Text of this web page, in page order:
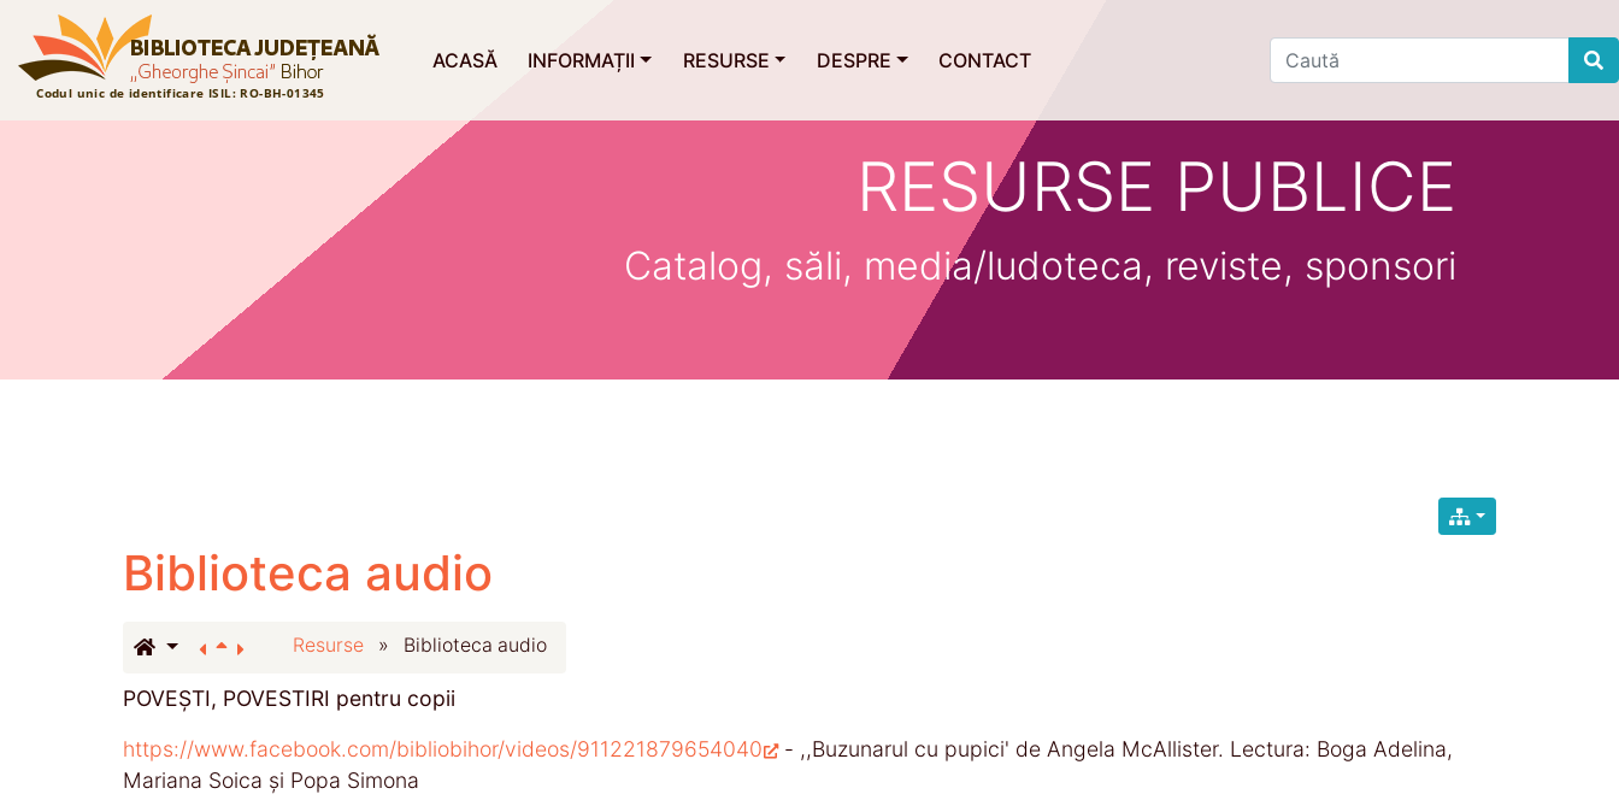
ACASĂ INFORMAȚII RESURSE DESPRE CONTACT
Find
RESURSE PUBLICE
Catalog, săli, media/ludoteca, reviste, sponsori
Biblioteca audio
Resurse » Biblioteca audio
POVEȘTI, POVESTIRI pentru copii
https://www.facebook.com/bibliobihor/videos/911221879654040
- ,,Buzunarul cu pupici' de Angela McAllister. Lectura: Boga Adelina,
Mariana Soica și Popa Simona